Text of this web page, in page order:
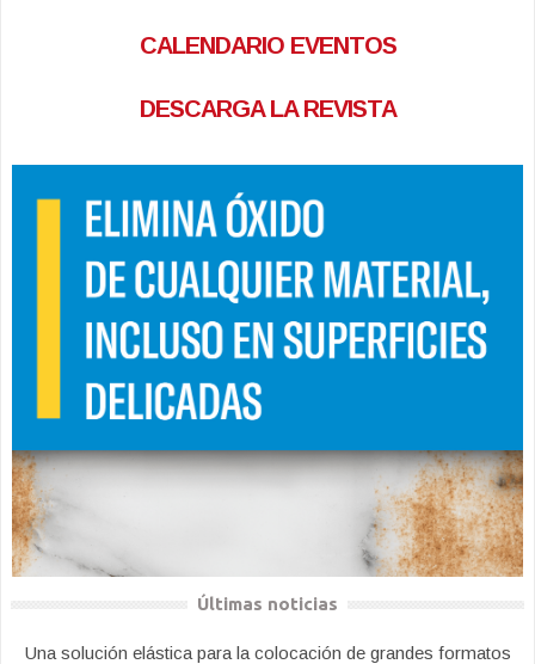
CALENDARIO EVENTOS
DESCARGA LA REVISTA
Últimas noticias
Una solución elástica para la colocación de grandes formatos